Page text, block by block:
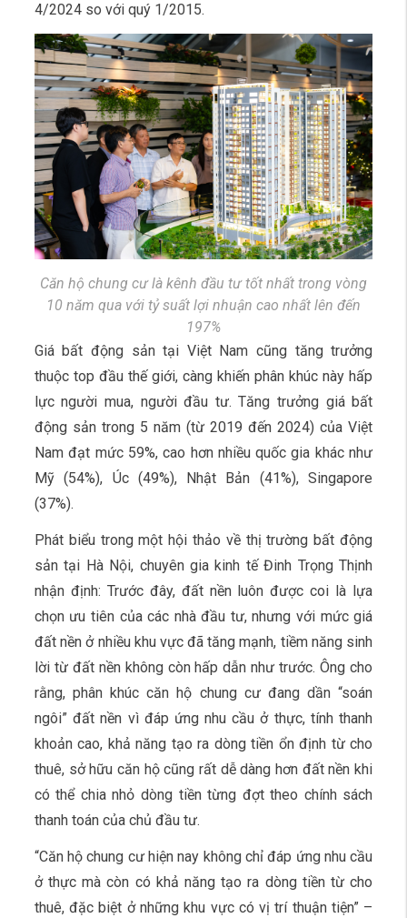
4/2024 so với quý 1/2015.
Căn hộ chung cư là kênh đầu tư tốt nhất trong vòng
10 năm qua với tỷ suất lợi nhuận cao nhất lên đến
197%
Giá bất động sản tại Việt Nam cũng tăng trưởng
thuộc top đầu thế giới, càng khiến phân khúc này hấp
lực người mua, người đầu tư. Tăng trưởng giá bất
động sản trong 5 năm (từ 2019 đến 2024) của Việt
Nam đạt mức 59%, cao hơn nhiều quốc gia khác như
Mỹ (54%), Úc (49%), Nhật Bản (41%), Singapore
(37%).
Phát biểu trong một hội thảo về thị trường bất động
sản tại Hà Nội, chuyên gia kinh tế Đinh Trọng Thịnh
nhận định: Trước đây, đất nền luôn được coi là lựa
chọn ưu tiên của các nhà đầu tư, nhưng với mức giá
đất nền ở nhiều khu vực đã tăng mạnh, tiềm năng sinh
lời từ đất nền không còn hấp dẫn như trước. Ông cho
rằng, phân khúc căn hộ chung cư đang dần “soán
ngôi” đất nền vì đáp ứng nhu cầu ở thực, tính thanh
khoản cao, khả năng tạo ra dòng tiền ổn định từ cho
thuê, sở hữu căn hộ cũng rất dễ dàng hơn đất nền khi
có thể chia nhỏ dòng tiền từng đợt theo chính sách
thanh toán của chủ đầu tư.
“Căn hộ chung cư hiện nay không chỉ đáp ứng nhu cầu
ở thực mà còn có khả năng tạo ra dòng tiền từ cho
thuê, đặc biệt ở những khu vực có vị trí thuận tiện” –